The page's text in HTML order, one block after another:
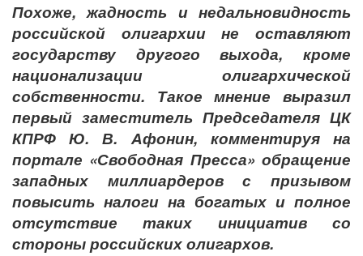
Похоже, жадность и недальновидность
российской олигархии не оставляют
государству другого выхода, кроме
национализации олигархической
собственности. Такое мнение выразил
первый заместитель Председателя ЦК
КПРФ Ю. В. Афонин, комментируя на
портале «Свободная Пресса» обращение
западных миллиардеров с призывом
повысить налоги на богатых и полное
отсутствие таких инициатив со
стороны российских олигархов.